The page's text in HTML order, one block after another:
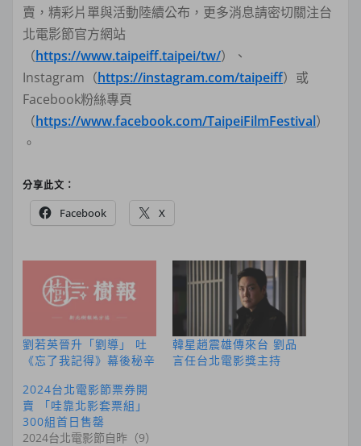
賣，精彩片單與活動陸續公布，更多消息請密切關注台
北電影節官方網站
（https://www.taipeiff.taipei/tw/）、
Instagram（https://instagram.com/taipeiff）或
Facebook粉絲專頁
（https://www.facebook.com/TaipeiFilmFestival）
。
分享此文：
Facebook X
劉若英晉升「劉導」 吐
《忘了我記得》幕後秘辛
韓星趙震雄傳來台 劉品
言任台北電影獎主持
2024台北電影節票券開
賣 「哇靠北影套票組」
300組首日售罄
2024台北電影節自昨（9）